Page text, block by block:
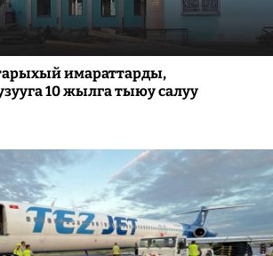
имараттарды,
10 жылга тыюу салуу